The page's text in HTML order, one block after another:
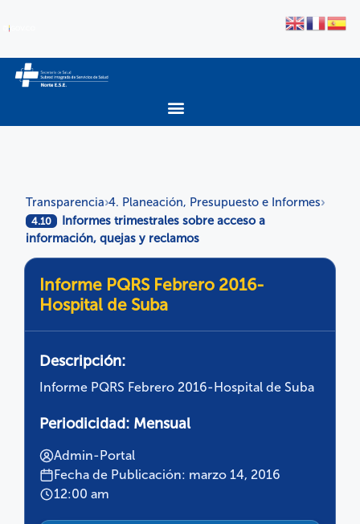
Transparencia›4. Planeación, Presupuesto e Informes›
4.10
Informes trimestrales sobre acceso a
información, quejas y reclamos
Informe PQRS Febrero 2016-
Hospital de Suba
Descripción:
Informe PQRS Febrero 2016-Hospital de Suba
Periodicidad: Mensual
Admin-Portal
Fecha de Publicación: marzo 14, 2016
12:00 am